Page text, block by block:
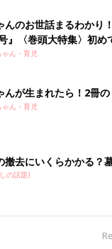
作、腎臓で結晶をつく
歩けなくなったり眠る
活に支障をきたす可能
値を改善することが重
原因
んのお世話まるわかり
』〈巻頭大特集〉初め
っぱい・ミルクの基本
ゃん・育児
んが生まれたら！2冊の
ゃん・育児
撤去にいくらかかる？
の話題)